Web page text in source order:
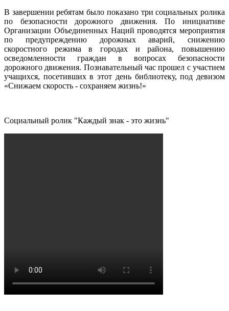
В завершении ребятам было показано три социальных ролика
по безопасности дорожного движения. По инициативе
Организации Объединенных Наций проводятся мероприятия
по предупреждению дорожных аварий, снижению
скоростного режима в городах и района, повышению
осведомленности граждан в вопросах безопасности
дорожного движения. Познавательный час прошел с участием
учащихся, посетивших в этот день библиотеку, под девизом
«Снижаем скорость - сохраняем жизнь!»
Социальный ролик "Каждый знак - это жизнь"